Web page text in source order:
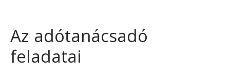
Az adótanácsadó
feladatai